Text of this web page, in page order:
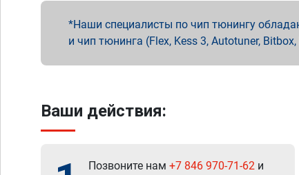
Наши специалисты по чип тюнингу
и чип тюнинга (Flex, Kess 3, Autotuner,
Ваши действия:
Позвоните нам +7 846 970-71-62 и